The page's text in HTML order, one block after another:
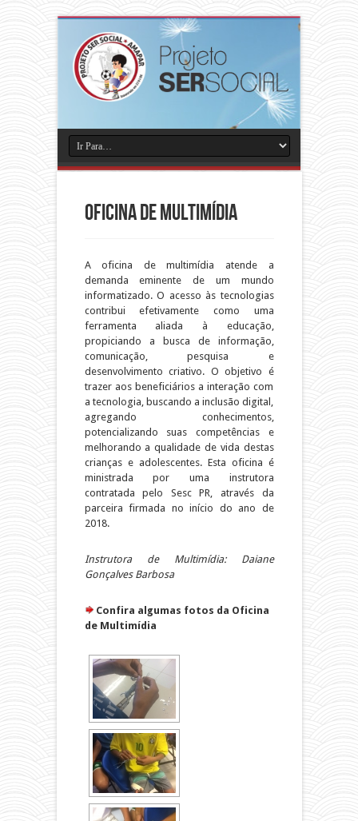
Oficina de Multimídia
A oficina de multimídia atende a
demanda eminente de um mundo
informatizado. O acesso às tecnologias
contribui efetivamente como uma
ferramenta aliada à educação,
propiciando a busca de informação,
comunicação, pesquisa e
desenvolvimento criativo. O objetivo é
trazer aos beneficiários a interação com
a tecnologia, buscando a inclusão digital,
agregando conhecimentos,
potencializando suas competências e
melhorando a qualidade de vida destas
crianças e adolescentes. Esta oficina é
ministrada por uma instrutora
contratada pelo Sesc PR, através da
parceira firmada no início do ano de
2018.
Instrutora de Multimídia: Daiane
Gonçalves Barbosa
Confira algumas fotos da Oficina
de Multimídia